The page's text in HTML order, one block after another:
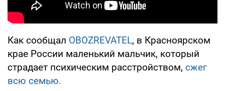
Как сообщал OBOZREVATEL, в Красноярском
крае России маленький мальчик, который
страдает психическим расстройством, сжег
всю семью.